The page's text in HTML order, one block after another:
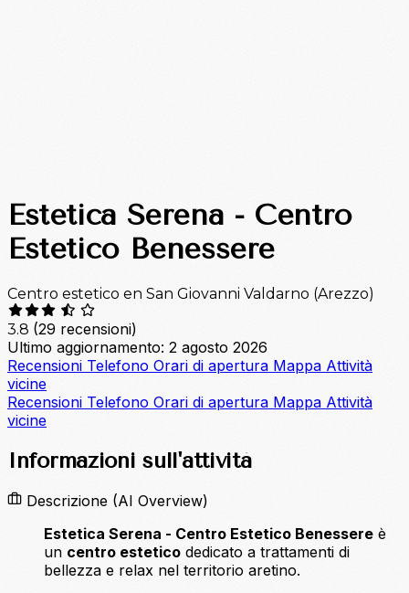
Estetica Serena - Centro
Estetico Benessere
Centro estetico en San Giovanni Valdarno (Arezzo)
3.8 (29 recensioni)
Ultimo aggiornamento: 2 agosto 2026
Recensioni Telefono Orari di apertura Mappa Attività
vicine
Recensioni Telefono Orari di apertura Mappa Attività
vicine
Informazioni sull'attività
Descrizione (AI Overview)
Estetica Serena - Centro Estetico Benessere è
un centro estetico dedicato a trattamenti di
bellezza e relax nel territorio aretino.